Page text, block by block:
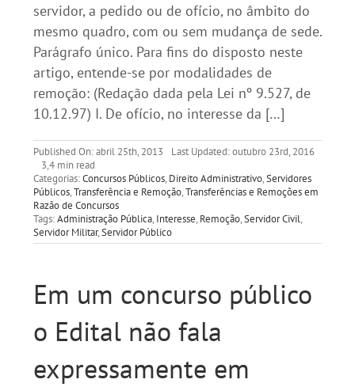
servidor, a pedido ou de ofício, no âmbito do
mesmo quadro, com ou sem mudança de sede.
Parágrafo único. Para fins do disposto neste
artigo, entende-se por modalidades de
remoção: (Redação dada pela Lei nº 9.527, de
10.12.97) I. De ofício, no interesse da […]
Published On: abril 25th, 2013
Last Updated: outubro 23rd, 2016
3,4 min read
Categorias:Concursos Públicos, Direito Administrativo,Servidores
Públicos,Transferência e Remoção,Transferências e Remoções em
Razão de Concursos
Tags:Administração Pública, Interesse, Remoção,Servidor Civil,
Servidor Militar,Servidor Público
Em um concurso público
o Edital não fala
expressamente em